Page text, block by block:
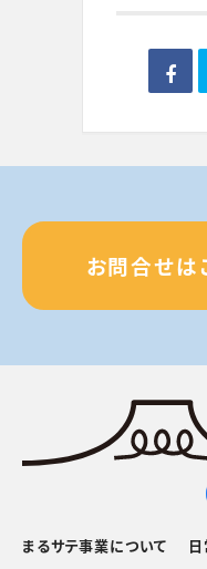
お問合せは
まるサテ事業について